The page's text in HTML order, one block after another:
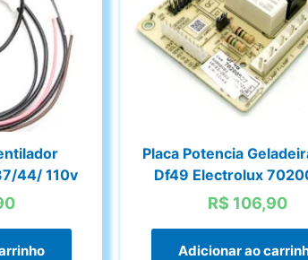
44/ 110v
Placa Potencia
Df49 Electrolux
R$ 106,90
Adicionar ao